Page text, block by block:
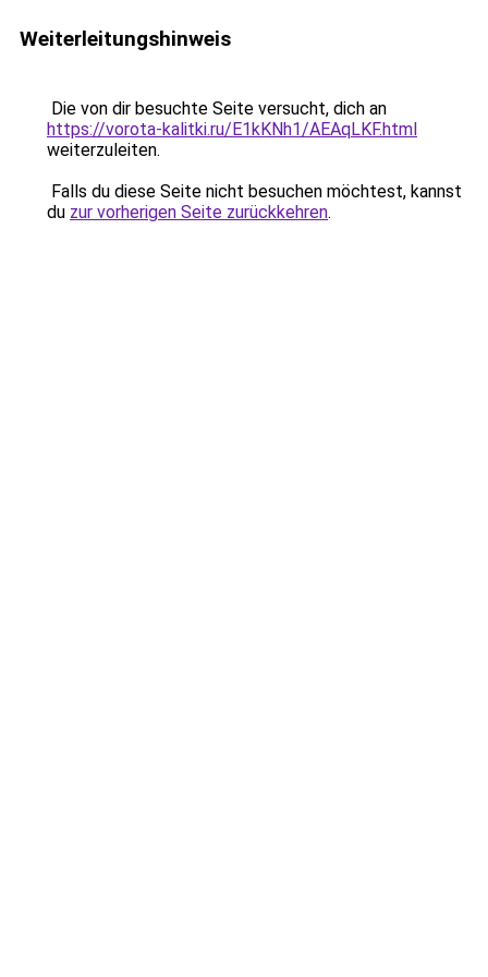
Weiterleitungshinweis
Die von dir besuchte Seite versucht, dich an
https://vorota-kalitki.ru/E1kKNh1/AEAqLKF.html
weiterzuleiten.
Falls du diese Seite nicht besuchen möchtest, kannst
du zur vorherigen Seite zurückkehren.